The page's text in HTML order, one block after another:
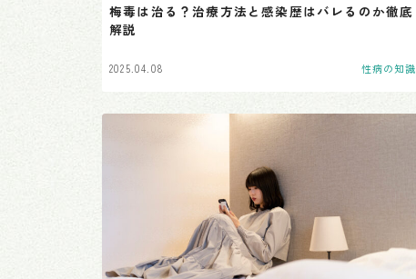
梅毒は治る？治療方法と感染歴はバレるのか徹底
解説
2025.04.08 性病の知識